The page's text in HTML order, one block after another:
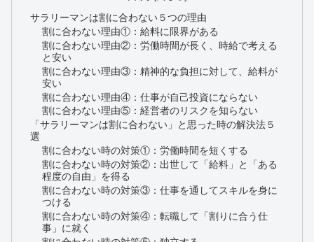
サラリーマンは割に合わない５つの理由
割に合わない理由①：給料に限界がある
割に合わない理由②：労働時間が長く、時給で考える
と安い
割に合わない理由③：精神的な負担に対して、給料が
安い
割に合わない理由④：仕事が自己投資にならない
割に合わない理由⑤：経営者のリスクを知らない
「サラリーマンは割に合わない」と思った時の解決法５
選
割に合わない時の対策①：労働時間を短くする
割に合わない時の対策②：出世して「給料」と「ある
程度の自由」を得る
割に合わない時の対策③：仕事を通してスキルを身に
つける
割に合わない時の対策④：転職して「割りに合う仕
事」に就く